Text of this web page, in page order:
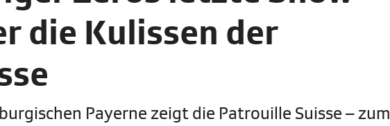
die Kulissen der
Payerne zeigt die Patrouille Suisse – zum